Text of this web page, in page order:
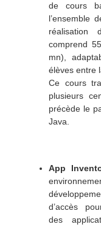
de cours
l’ensemble
réalisation
comprend
mn),
élèves entre
Ce cours
plusieurs
précède le
Java.
App
d’accès
des